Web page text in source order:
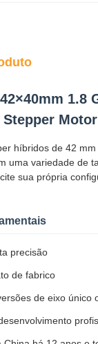
1.8
Stepper Motor
híbridos de 42
uma variedade de
sua própria
precisão
de fabrico
de eixo único